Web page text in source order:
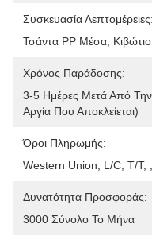
Συσκευασία Λεπτομέρειες:
Τσάντα PP Μέσα,
Χρόνος Παράδοσης:
3-5 Ημέρες Μετά Από
Αργία Που Αποκλείεται)
Όροι Πληρωμής:
Western Union, L/C, T/T,
Δυνατότητα Προσφοράς:
3000 Σύνολο Το Μήνα